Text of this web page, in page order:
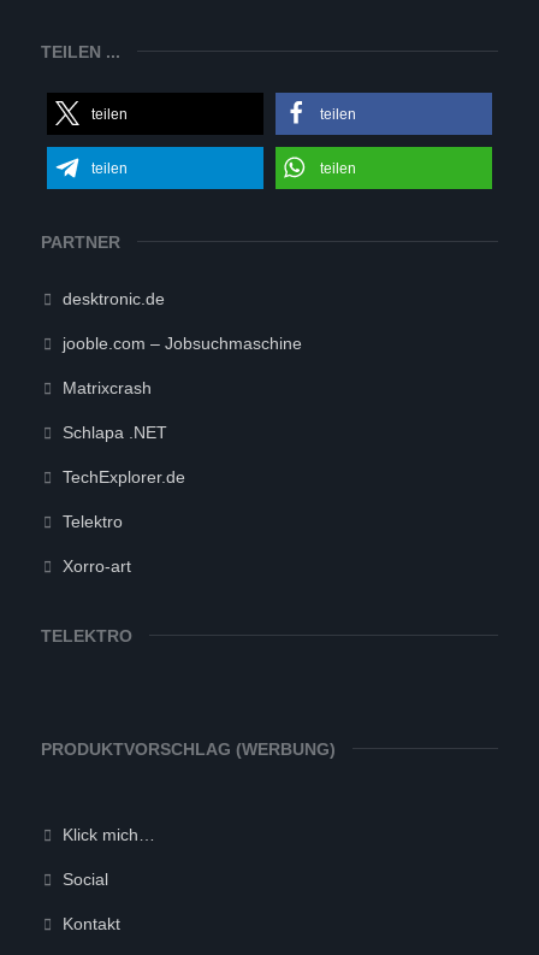
TEILEN ...
teilen teilen
teilen teilen
PARTNER
desktronic.de
jooble.com – Jobsuchmaschine
Matrixcrash
Schlapa .NET
TechExplorer.de
Telektro
Xorro-art
TELEKTRO
PRODUKTVORSCHLAG (WERBUNG)
Klick mich…
Social
Kontakt